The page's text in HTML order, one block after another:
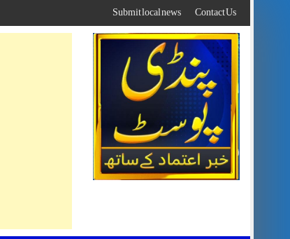
to
content
Contact Us
Submit local news